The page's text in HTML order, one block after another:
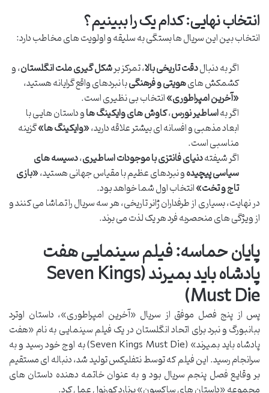
انتخاب نهایی: کدام یک را ببینیم؟
انتخاب بین این سریال ها بستگی به سلیقه و اولویت های مخاطب دارد:
اگر به دنبالدقت تاریخی بالا، تمرکز برشکل گیری ملت انگلستان، و
کشمکش هایهویتی و فرهنگیبا نبردهای واقع گرایانه هستید،
«آخرین امپراطوری»انتخاب بی نظیری است.
اگر بهاساطیر نورس،کاوش های وایکینگ هاو داستان هایی با
ابعاد مذهبی و افسانه ای بیشتر علاقه دارید،«وایکینگ ها»گزینه
مناسبی است.
اگر شیفتهدنیای فانتزی با موجودات اساطیری،دسیسه های
سیاسی پیچیدهو نبردهای عظیم با مقیاس جهانی هستید،«بازی
تاج و تخت»انتخاب اول شما خواهد بود.
در نهایت، بسیاری از طرفداران ژانر تاریخی، هر سه سریال را تماشا می کنند و
از ویژگی های منحصربه فرد هر یک لذت می برند.
پایان حماسه: فیلم سینمایی هفت
پادشاه باید بمیرند (Seven Kings
Must Die)
پس از پنج فصل موفق از سریال «آخرین امپراطوری»، داستان اوترد
ببانبورگ و نبرد برای اتحاد انگلستان در یک فیلم سینمایی به نام «هفت
پادشاه باید بمیرند» (Seven Kings Must Die) به اوج خود رسید و به
سرانجام رسید. این فیلم که توسط نتفلیکس تولید شد، دنباله ای مستقیم
بر وقایع فصل پنجم سریال بود و به عنوان خاتمه دهنده داستان های